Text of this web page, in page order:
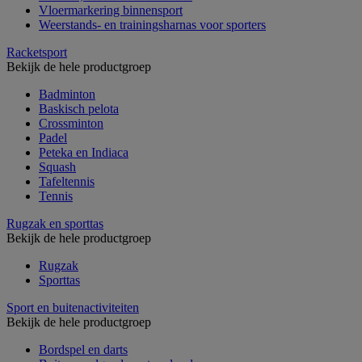
Vloermarkering binnensport
Weerstands- en trainingsharnas voor sporters
Racketsport
Bekijk de hele productgroep
Badminton
Baskisch pelota
Crossminton
Padel
Peteka en Indiaca
Squash
Tafeltennis
Tennis
Rugzak en sporttas
Bekijk de hele productgroep
Rugzak
Sporttas
Sport en buitenactiviteiten
Bekijk de hele productgroep
Bordspel en darts